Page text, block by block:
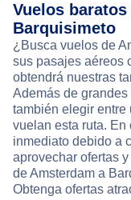
Vuelos
Barquisimeto
¿Busca vuelos de
sus pasajes aéreos
obtendrá nuestras
Además de
también elegir
vuelan esta ruta.
inmediato debido a
aprovechar ofertas
de Amsterdam a
Obtenga ofertas